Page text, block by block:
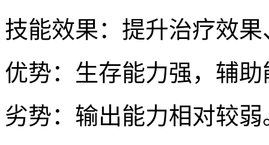
技能效果：提升治疗效
优势：生存能力强，辅
劣势：输出能力相对较弱